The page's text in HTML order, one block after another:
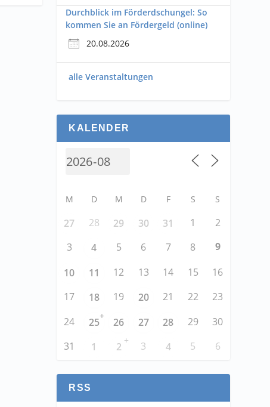
Durchblick im Förderdschungel: So
kommen Sie an Fördergeld (online)
20.08.2026
alle Veranstaltungen
KALENDER
M D M D F S S
27 28 29 30 31 1
2
3
4 5 6 7 8
9
10
11 12 13 14 15
16
17
18 19 20 21 22
23
24
25
+
26 27 28 29
30
31
1 2
+ 3 4 5 6
RSS